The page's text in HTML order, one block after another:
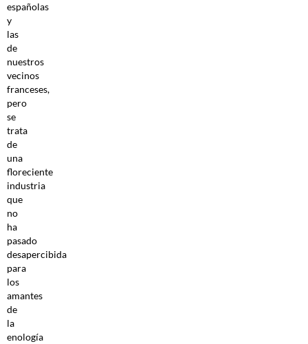
españolas
y
las
de
nuestros
vecinos
franceses,
pero
se
trata
de
una
floreciente
industria
que
no
ha
pasado
desapercibida
para
los
amantes
de
la
enología